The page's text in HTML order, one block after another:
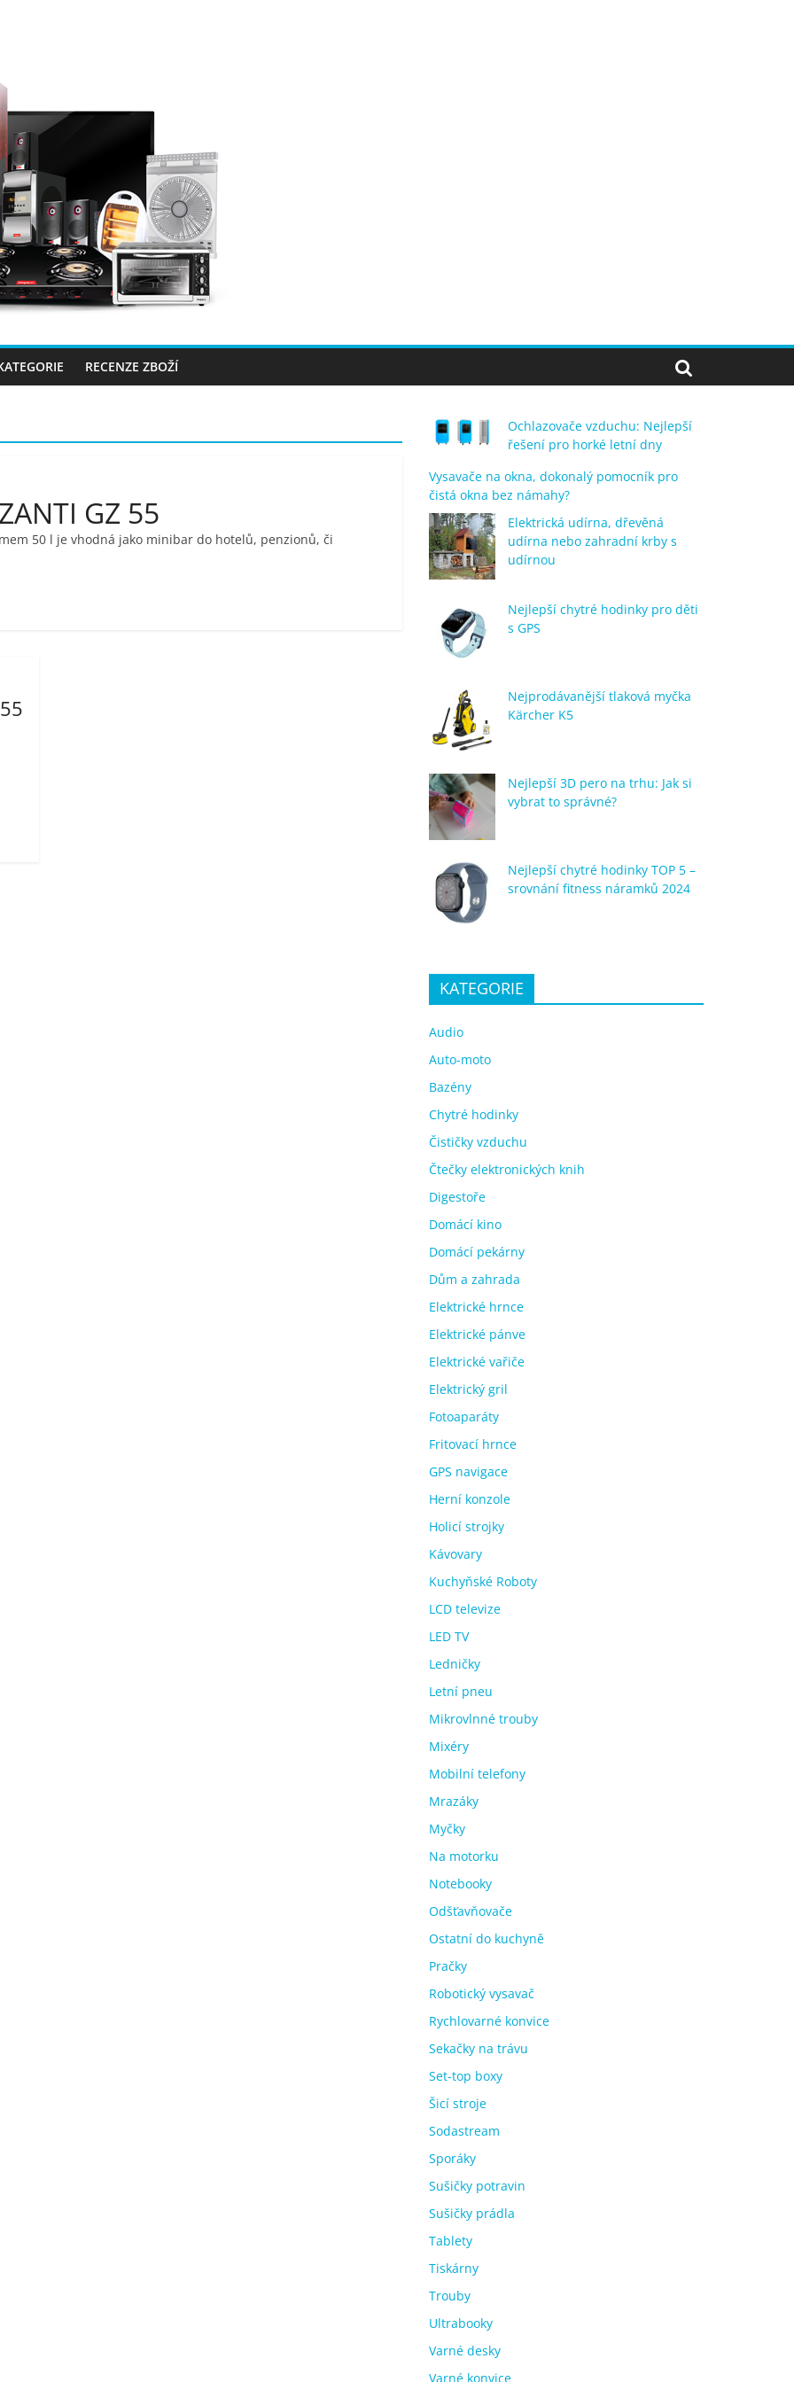
RECENZE ZBOŽÍ
GZ 55
50 l je vhodná jako minibar do hotelů, penzionů, či
Ochlazovače vzduchu: Nejlepší
řešení pro horké letní dny
Vysavače na okna, dokonalý pomocník pro
čistá okna bez námahy?
Elektrická udírna, dřevěná
udírna nebo zahradní krby s
udírnou
Nejlepší chytré hodinky pro děti
s GPS
Nejprodávanější tlaková myčka
Kärcher K5
Nejlepší 3D pero na trhu: Jak si
vybrat to správné?
Nejlepší chytré hodinky TOP 5 –
srovnání fitness náramků 2024
KATEGORIE
Audio
Auto-moto
Bazény
Chytré hodinky
Čističky vzduchu
Čtečky elektronických knih
Digestoře
Domácí kino
Domácí pekárny
Dům a zahrada
Elektrické hrnce
Elektrické pánve
Elektrické vařiče
Elektrický gril
Fotoaparáty
Fritovací hrnce
GPS navigace
Herní konzole
Holicí strojky
Kávovary
Kuchyňské Roboty
LCD televize
LED TV
Ledničky
Letní pneu
Mikrovlnné trouby
Mixéry
Mobilní telefony
Mrazáky
Myčky
Na motorku
Notebooky
Odšťavňovače
Ostatní do kuchyně
Pračky
Robotický vysavač
Rychlovarné konvice
Sekačky na trávu
Set-top boxy
Šicí stroje
Sodastream
Sporáky
Sušičky potravin
Sušičky prádla
Tablety
Tiskárny
Trouby
Ultrabooky
Varné desky
Varné konvice